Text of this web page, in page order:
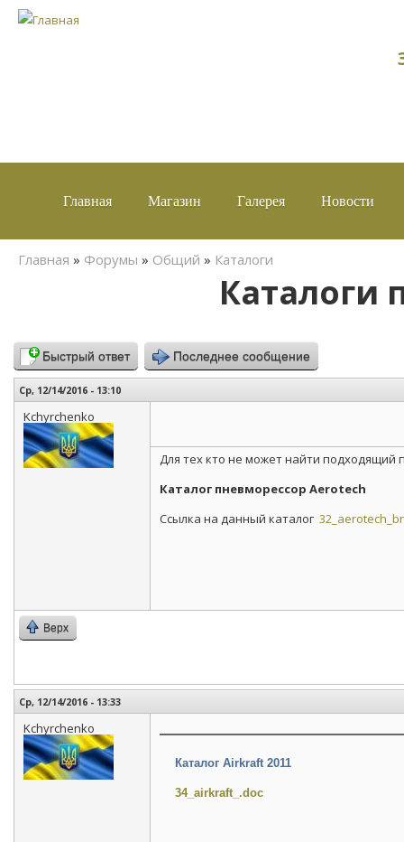
Главная Магазин Галерея Новости
Вы здесь
Главная » Форумы » Общий » Каталоги
Каталоги
Быстрый ответ Последнее сообщение
Ср, 12/14/2016 - 13:10
Kchyrchenko
Для тех кто не может найти
Каталог пневморессор Aerotech
Ссылка на данный каталог
Верх
Ср, 12/14/2016 - 13:33
Kchyrchenko
Каталог Airkraft 2011
34_airkraft_.doc